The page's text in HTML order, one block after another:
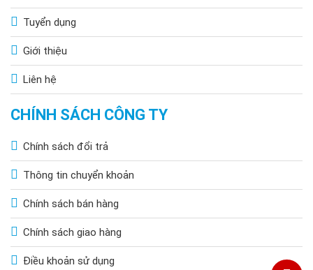
Tuyển dụng
Giới thiệu
Liên hệ
CHÍNH SÁCH CÔNG TY
Chính sách đổi trả
Thông tin chuyển khoản
Chính sách bán hàng
Chính sách giao hàng
Điều khoản sử dụng